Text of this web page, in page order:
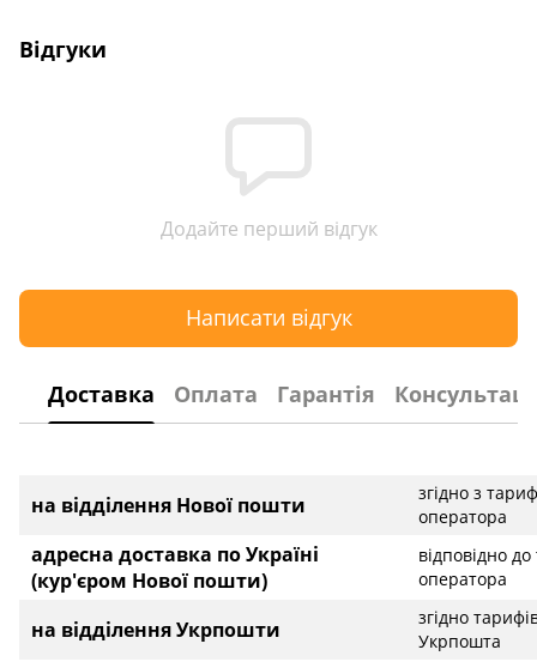
Відгуки
Додайте перший відгук
Написати відгук
Доставка Оплата Гарантія
на відділення Нової пошти
згідно з
оператора
адресна доставка по Україні
(кур'єром Нової пошти)
відповідно
оператора
на відділення Укрпошти
згідно
Укрпошта